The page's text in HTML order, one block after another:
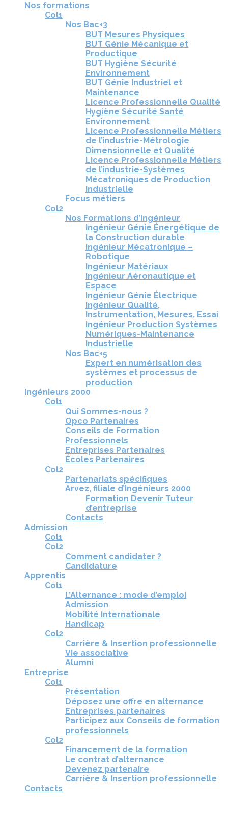
Nos formations
Col1
Nos Bac+3
BUT Mesures Physiques
BUT Génie Mécanique et
Productique
BUT Hygiène Sécurité
Environnement
BUT Génie Industriel et
Maintenance
Licence Professionnelle Qualité
Hygiène Sécurité Santé
Environnement
Licence Professionnelle Métiers
de l’industrie-Métrologie
Dimensionnelle et Qualité
Licence Professionnelle Métiers
de l’industrie-Systèmes
Mécatroniques de Production
Industrielle
Focus métiers
Col2
Nos Formations d’Ingénieur
Ingénieur Génie Énergétique de
la Construction durable
Ingénieur Mécatronique –
Robotique
Ingénieur Matériaux
Ingénieur Aéronautique et
Espace
Ingénieur Génie Électrique
Ingénieur Qualité,
Instrumentation, Mesures, Essai
Ingénieur Production Systèmes
Numériques-Maintenance
Industrielle
Nos Bac+5
Expert en numérisation des
systèmes et processus de
production
Ingénieurs 2000
Col1
Qui Sommes-nous ?
Opco Partenaires
Conseils de Formation
Professionnels
Entreprises Partenaires
Écoles Partenaires
Col2
Partenariats spécifiques
Arvez, filiale d’Ingénieurs 2000
Formation Devenir Tuteur
d’entreprise
Contacts
Admission
Col1
Col2
Comment candidater ?
Candidature
Apprentis
Col1
L’Alternance : mode d’emploi
Admission
Mobilité Internationale
Handicap
Col2
Carrière & Insertion professionnelle
Vie associative
Alumni
Entreprise
Col1
Présentation
Déposez une offre en alternance
Entreprises partenaires
Participez aux Conseils de formation
professionnels
Col2
Financement de la formation
Le contrat d’alternance
Devenez partenaire
Carrière & Insertion professionnelle
Contacts